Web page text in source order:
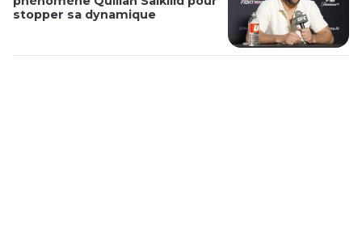
stopper sa dynamique